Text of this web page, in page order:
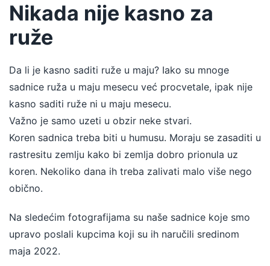
Nikada nije kasno za
ruže
Da li je kasno saditi ruže u maju? Iako su mnoge
sadnice ruža u maju mesecu već procvetale, ipak nije
kasno saditi ruže ni u maju mesecu.
Važno je samo uzeti u obzir neke stvari.
Koren sadnica treba biti u humusu. Moraju se zasaditi u
rastresitu zemlju kako bi zemlja dobro prionula uz
koren. Nekoliko dana ih treba zalivati malo više nego
obično.
Na sledećim fotografijama su naše sadnice koje smo
upravo poslali kupcima koji su ih naručili sredinom
maja 2022.